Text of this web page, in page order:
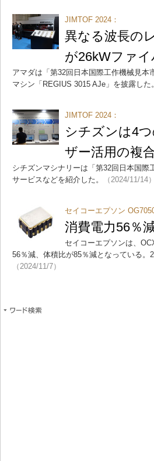
JIMTOF 2024：
異なる波長の
が26kWファ
アマダは「第32回日本国際工作機械見
マシン「REGIUS 3015 AJe」を披露した。
JIMTOF 2024：
シチズンは4
ザー活用の複
シチズンマシナリーは「第32回日本国
サービスなどを紹介した。
（2024/11/14）
セイコーエプソン
消費電力56％
セイコーエプソンは、
56％減、体積比が85％減となっている
（2024/11/7）